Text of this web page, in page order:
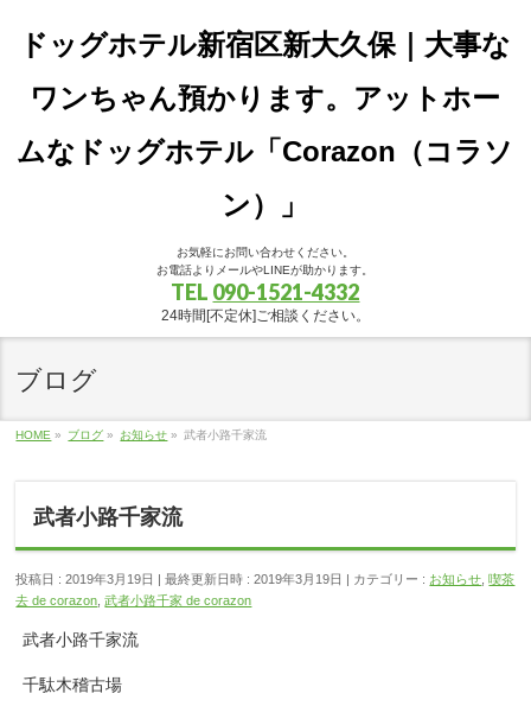
ドッグホテル新宿区新大久保｜大事な
ワンちゃん預かります。アットホー
ムなドッグホテル「Corazon（コラソ
ン）」
お気軽にお問い合わせください。
お電話よりメールやLINEが助かります。
TEL 090-1521-4332
24時間[不定休]ご相談ください。
ブログ
HOME » ブログ » お知らせ » 武者小路千家流
武者小路千家流
投稿日 : 2019年3月19日 最終更新日時 : 2019年3月19日 カテゴリー : お知らせ ,喫茶
去 de corazon ,武者小路千家 de corazon
武者小路千家流
千駄木稽古場